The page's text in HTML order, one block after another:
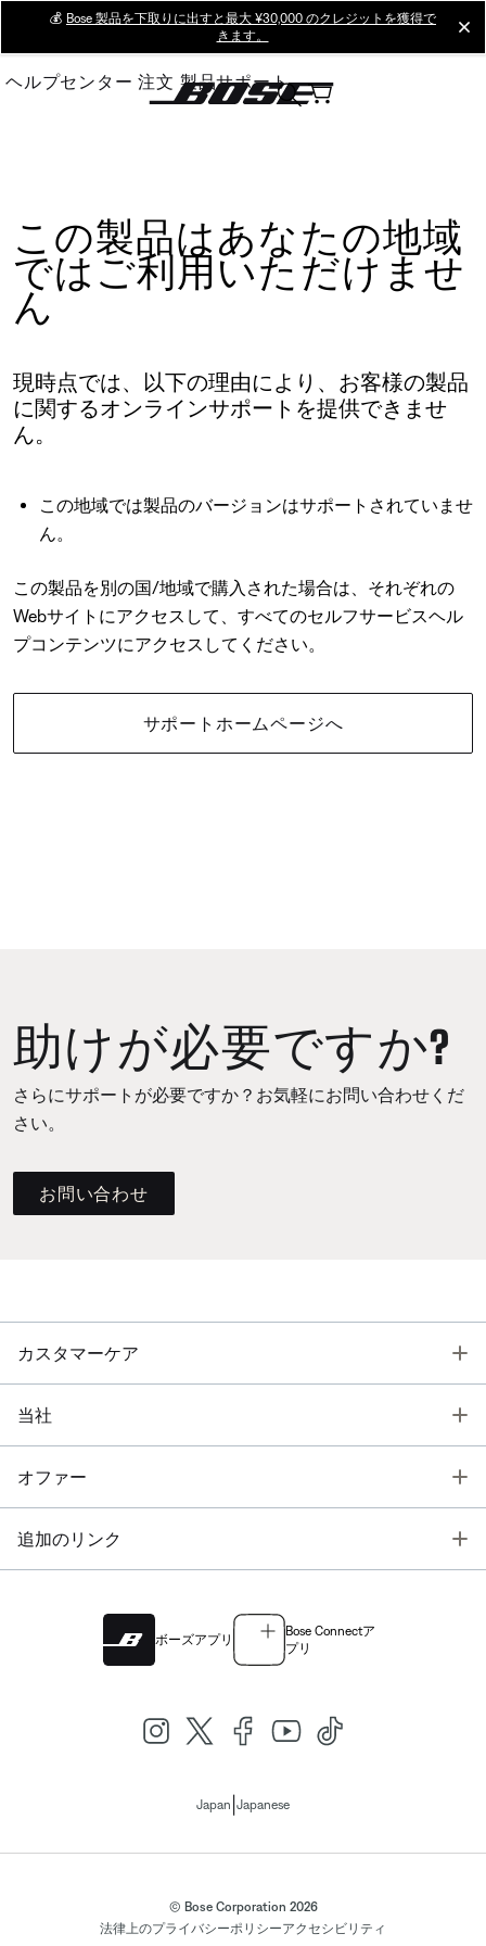
Main
💰 Bose 製品を下取りに出すと最大 ¥30,000 のクレジットを獲得で
きます。
ヘルプセンター 注文 製品サポート
この製品はあなたの地域
ではご利用いただけませ
ん
現時点では、以下の理由により、お客様の製品
に関するオンラインサポートを提供できませ
ん。
この地域では製品のバージョンはサポートされていませ
ん。
この製品を別の国/地域で購入された場合は、それぞれの
Webサイトにアクセスして、すべてのセルフサービスヘル
プコンテンツにアクセスしてください。
サポートホームページへ
助けが必要ですか?
さらにサポートが必要ですか？お気軽にお問い合わせくだ
さい。
お問い合わせ
カスタマーケア
当社
オファー
追加のリンク
ボーズアプリ
Bose Connectア
プリ
Japan Japanese
© Bose Corporation 2026
法律上のプライバシーポリシーアクセシビリティ